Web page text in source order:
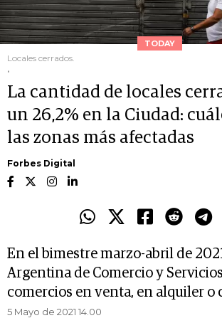
TODAY
Locales cerrados.
.
La cantidad de locales
un 26,2% en la Ciudad:
las zonas más afectadas
Forbes Digital
En el bimestre marzo-abril de
Argentina de Comercio y
comercios en venta, en alquiler o
5 Mayo de 2021 14.00